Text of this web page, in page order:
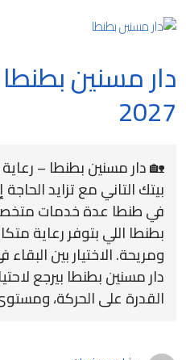
2027
🏡 دار مسنين بطنطا –
بيتك التاني مع تزايد
في طنطا عدة خدمات
بطنطا اللي بتوفر رعاية
ومريحة. الاختيار بين البقاء
دار مسنين بطنطا بيرجع
القدرة على الحركة،